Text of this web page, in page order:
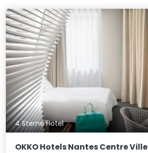
4 Sterne Hotel
OKKO Hotels Nantes Centre Ville